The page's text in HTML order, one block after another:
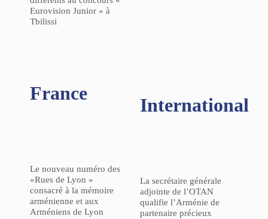
Eurovision Junior » à
Tbilissi
France
Le nouveau numéro des
«Rues de Lyon »
consacré à la mémoire
arménienne et aux
Arméniens de Lyon
International
La secrétaire générale
adjointe de l’OTAN
qualifie l’Arménie de
partenaire précieux